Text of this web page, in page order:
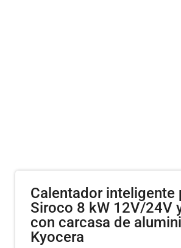
Calentador inteligente
Siroco 8 kW 12V/24V
con carcasa de
Kyocera